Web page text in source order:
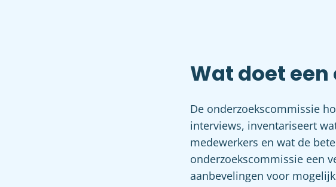
Wat doet
De onderzoekscommissie
interviews, inventariseert
medewerkers en wat de
onderzoekscommissie een
aanbevelingen voor